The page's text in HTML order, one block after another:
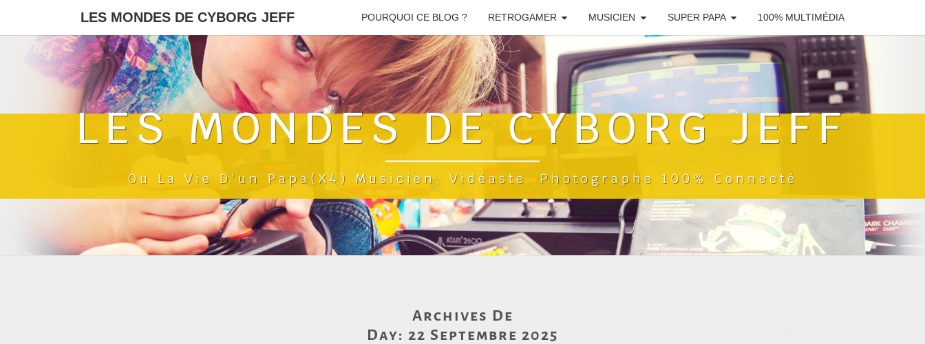
LES MONDES DE CYBORG JEFF POURQUOI CE BLOG ? RETROGAMER MUSICIEN SUPER PAPA 100% MULTIMÉDIA
LES MONDES DE CYBORG JEFF
Ou La Vie D'un Papa(x4) Musicien, Vidéaste, Photographe 100% Connecté
Archives De
Day: 22 Septembre 2025